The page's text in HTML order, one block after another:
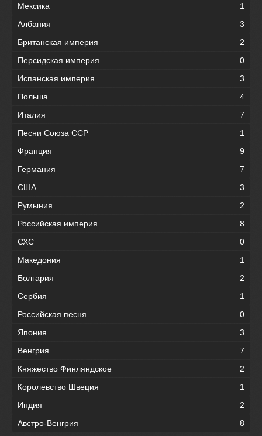
Мексика
1
Албания
3
Британская империя
2
Персидская империя
0
Испанская империя
3
Польша
4
Италия
7
Песни Союза ССР
1
Франция
9
Германия
7
США
3
Румыния
2
Российская империя
8
СХС
0
Македония
1
Болгария
2
Сербия
1
Российская песня
0
Япония
3
Венгрия
7
Княжество Финляндское
2
Королевство Швеция
1
Индия
2
Австро-Венгрия
8